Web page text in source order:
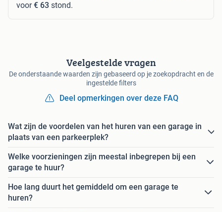
voor€ 63 stond.
Veelgestelde vragen
De onderstaande waarden zijn gebaseerd op je zoekopdracht en de
ingestelde filters
Deel opmerkingen over deze FAQ
Wat zijn de voordelen van het huren van een garage in
plaats van een parkeerplek?
Welke voorzieningen zijn meestal inbegrepen bij een
garage te huur?
Hoe lang duurt het gemiddeld om een garage te
huren?